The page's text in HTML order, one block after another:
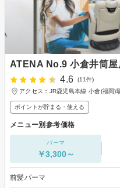
ATENA No.9 小倉井筒屋
4.6
(11件)
アクセス：JR鹿児島本線 小倉(福岡)
ポイントが貯まる・使える
メニュー別参考価格
パーマ
￥3,300～
前髪パーマ